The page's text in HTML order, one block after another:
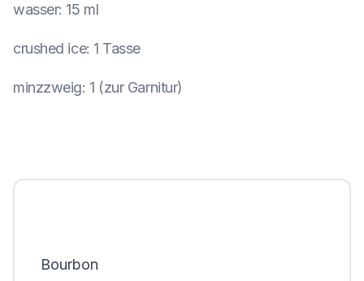
wasser: 15 ml
crushed ice: 1 Tasse
minzzweig: 1 (zur Garnitur)
Bourbon